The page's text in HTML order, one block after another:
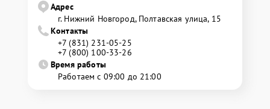
Адрес
г. Нижний Новгород, Полтавская улица, 15
Контакты
+7 (831) 231-05-25
+7 (800) 100-33-26
Время работы
Работаем с 09:00 до 21:00